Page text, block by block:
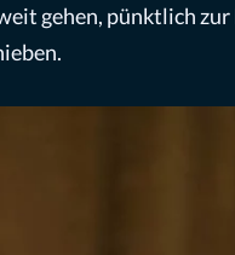
gehen, pünktlich